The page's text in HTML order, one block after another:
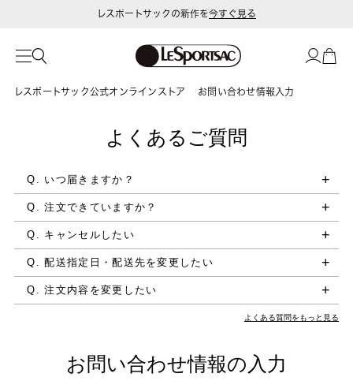
レスポートサックの新作を今すぐ見る
レスポートサック公式オンラインストア お問い合わせ情報入力
よくあるご質問
Q. いつ届きますか？
Q. 注文できていますか？
Q. キャンセルしたい
Q. 配送指定日・配送先を変更したい
Q. 注文内容を変更したい
よくある質問をもっと見る
お問い合わせ情報の入力